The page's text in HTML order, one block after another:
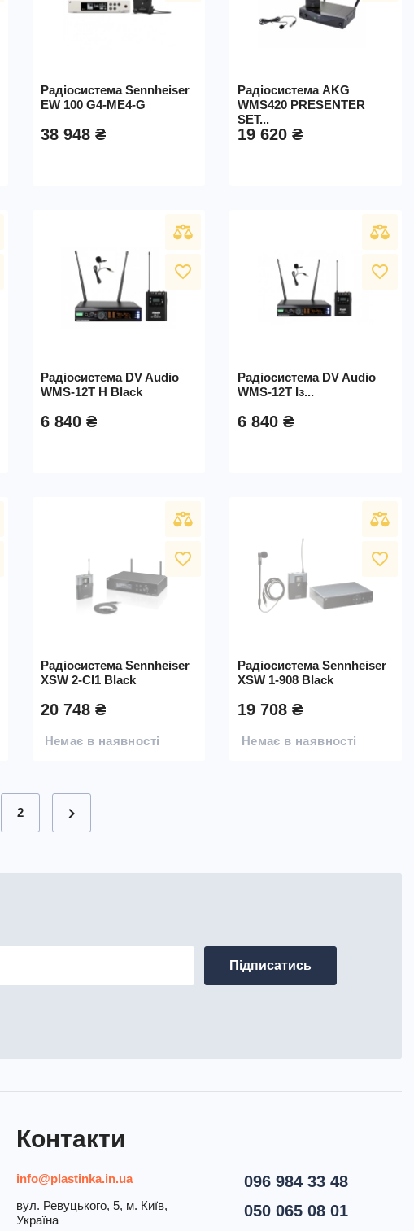
Радіосистема Sennheiser
EW 100 G4-ME4-G
38 948 ₴
Радіосистема AKG
WMS420 PRESENTER
SET...
19 620 ₴
favorite_border
Радіосистема DV Audio
WMS-12T H Black
6 840 ₴
favorite_border
Радіосистема DV Audio
WMS-12T Із...
6 840 ₴
favorite_border
Радіосистема Sennheiser
XSW 2-CI1 Black
20 748 ₴
Немає в наявності
favorite_border
Радіосистема Sennheiser
XSW 1-908 Black
19 708 ₴
Немає в наявності
2 chevron_right
Контакти
info@plastinka.in.ua
вул. Ревуцького, 5, м. Київ,
Україна
096 984 33 48
050 065 08 01